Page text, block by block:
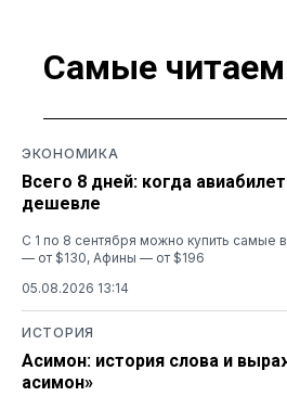
Самые
ЭКОНОМИКА
Всего 8 дней: когда
дешевле
С 1 по 8 сентября можно купить самые
— от $130, Афины — от $196
05.08.2026 13:14
ИСТОРИЯ
Асимон: история слова и
асимон»